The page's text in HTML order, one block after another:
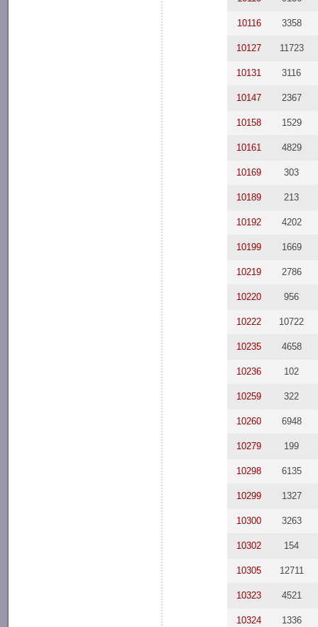
10116 3358
10127 11723
10131 3116
10147 2367
10158 1529
10161 4829
10169 303
10189 213
10192 4202
10199 1669
10219 2786
10220 956
10222 10722
10235 4658
10236 102
10259 322
10260 6948
10279 199
10298 6135
10299 1327
10300 3263
10302 154
10305 12711
10323 4521
10324 1336